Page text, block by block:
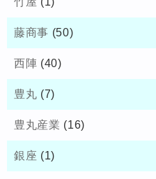
藤商事 (50)
西陣 (40)
豊丸 (7)
豊丸産業 (16)
銀座 (1)